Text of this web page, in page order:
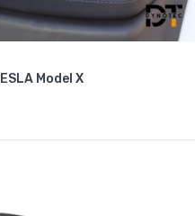
Model X